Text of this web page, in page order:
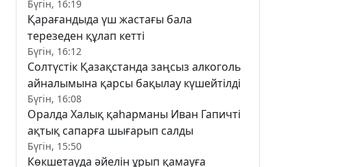
Бүгін, 16:19
Қарағандыда үш жастағы бала
терезеден құлап кетті
Бүгін, 16:12
Солтүстік Қазақстанда заңсыз алкоголь
айналымына қарсы бақылау күшейтілді
Бүгін, 16:08
Оралда Халық қаһарманы Иван Гапичті
ақтық сапарға шығарып салды
Бүгін, 15:50
Көкшетауда әйелін ұрып қамауға